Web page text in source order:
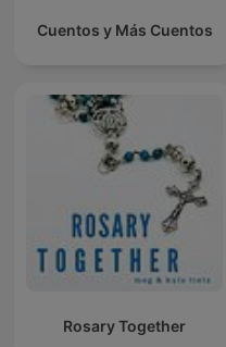
Cuentos y Más Cuentos
Rosary Together